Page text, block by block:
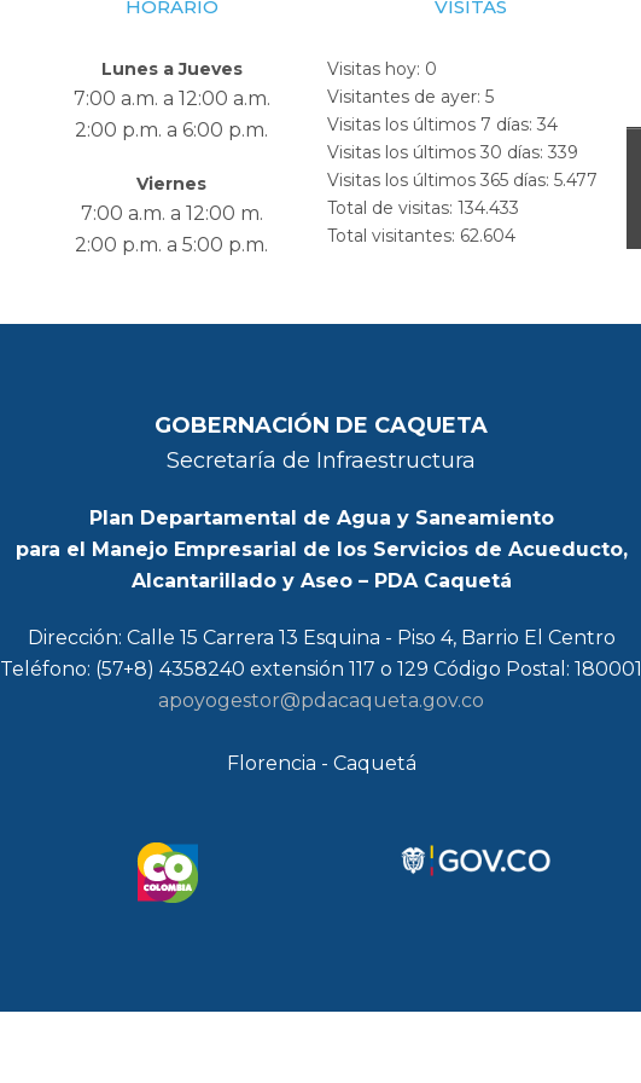
HORARIO
Lunes a Jueves
7:00 a.m. a 12:00 a.m.
2:00 p.m. a 6:00 p.m.
Viernes
7:00 a.m. a 12:00 m.
2:00 p.m. a 5:00 p.m.
VISITAS
Visitas hoy: 0
Visitantes de ayer: 5
Visitas los últimos 7 días: 34
Visitas los últimos 30 días: 339
Visitas los últimos 365 días: 5.477
Total de visitas: 134.433
Total visitantes: 62.604
GOBERNACIÓN DE CAQUETA
Secretaría de Infraestructura
Plan Departamental de Agua y Saneamiento
para el Manejo Empresarial de los Servicios de Acueducto,
Alcantarillado y Aseo – PDA Caquetá
Dirección: Calle 15 Carrera 13 Esquina - Piso 4, Barrio El Centro
Teléfono: (57+8) 4358240 extensión 117 o 129 Código Postal: 180001
apoyogestor@pdacaqueta.gov.co
Florencia - Caquetá